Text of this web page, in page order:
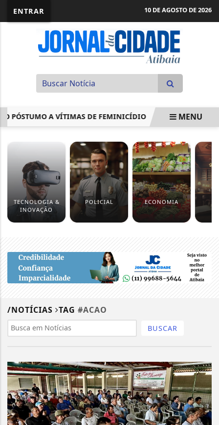
ENTRAR 10 DE AGOSTO DE 2026
A VÍTIMAS DE FEMINICÍDIO BENEFICIÁRIOS
MENU
TECNOLOGIA &
INOVAÇÃO
POLICIAL ECONOMIA
/NOTÍCIAS TAG #ACAO
BUSCAR